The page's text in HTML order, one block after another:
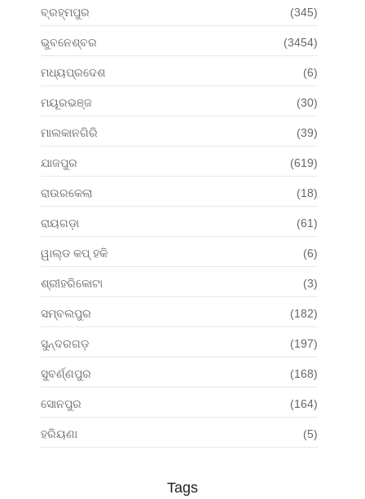
ବ୍ରହ୍ମପୁର (345)
ଭୁବନେଶ୍ବର (3454)
ମଧ୍ୟପ୍ରଦେଶ (6)
ମୟୂରଭଞ୍ଜ (30)
ମାଲକାନଗିରି (39)
ଯାଜପୁର (619)
ରାଉରକେଲା (18)
ରାୟଗଡ଼ା (61)
ୱାଲ୍ଡ କପ୍ ହକି (6)
ଶ୍ରୀହରିକୋଟା (3)
ସମ୍ବଲପୁର (182)
ସୁନ୍ଦରଗଡ଼ (197)
ସୁବର୍ଣ୍ଣପୁର (168)
ସୋନପୁର (164)
ହରିୟଣା (5)
Tags